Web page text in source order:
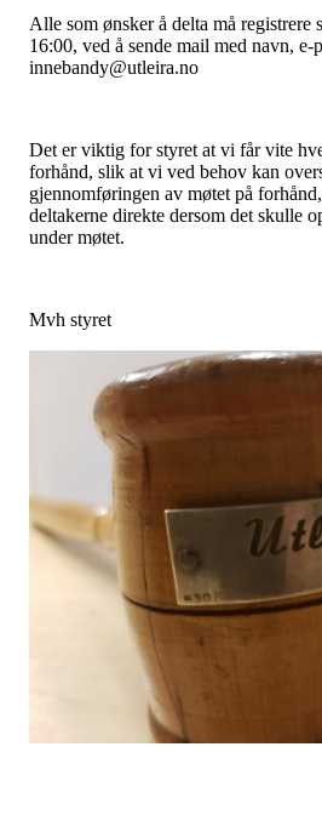
Alle som ønsker å delta må registrere
16:00, ved å sende mail med navn,
innebandy@utleira.no
Det er viktig for styret at vi får vite
forhånd, slik at vi ved behov kan
gjennomføringen av møtet på
deltakerne direkte dersom det skulle
under møtet.
Mvh styret